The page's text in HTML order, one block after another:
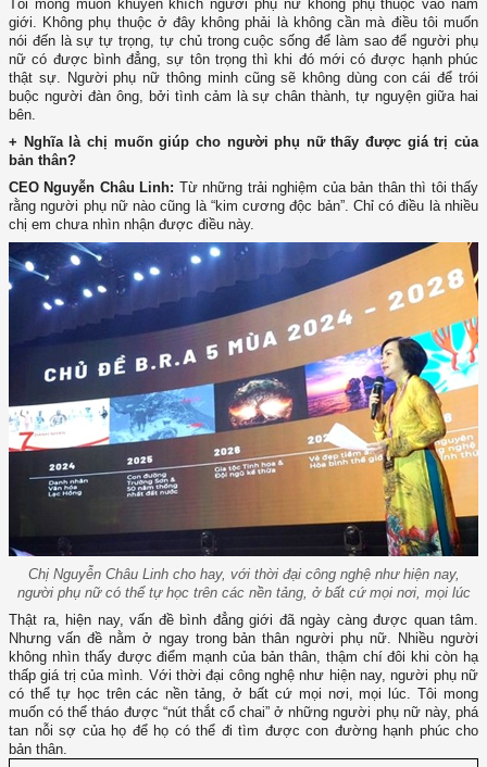
Tôi mong muốn khuyến khích người phụ nữ không phụ thuộc vào nam
giới. Không phụ thuộc ở đây không phải là không cần mà điều tôi muốn
nói đến là sự tự trọng, tự chủ trong cuộc sống để làm sao để người phụ
nữ có được bình đẳng, sự tôn trọng thì khi đó mới có được hạnh phúc
thật sự. Người phụ nữ thông minh cũng sẽ không dùng con cái để trói
buộc người đàn ông, bởi tình cảm là sự chân thành, tự nguyện giữa hai
bên.
+ Nghĩa là chị muốn giúp cho người phụ nữ thấy được giá trị của
bản thân?
CEO Nguyễn Châu Linh: Từ những trải nghiệm của bản thân thì tôi thấy
rằng người phụ nữ nào cũng là “kim cương độc bản”. Chỉ có điều là nhiều
chị em chưa nhìn nhận được điều này.
Chị Nguyễn Châu Linh cho hay, với thời đại công nghệ như hiện nay,
người phụ nữ có thể tự học trên các nền tảng, ở bất cứ mọi nơi, mọi lúc
Thật ra, hiện nay, vấn đề bình đẳng giới đã ngày càng được quan tâm.
Nhưng vấn đề nằm ở ngay trong bản thân người phụ nữ. Nhiều người
không nhìn thấy được điểm mạnh của bản thân, thậm chí đôi khi còn hạ
thấp giá trị của mình. Với thời đại công nghệ như hiện nay, người phụ nữ
có thể tự học trên các nền tảng, ở bất cứ mọi nơi, mọi lúc. Tôi mong
muốn có thể tháo được “nút thắt cổ chai” ở những người phụ nữ này, phá
tan nỗi sợ của họ để họ có thể đi tìm được con đường hạnh phúc cho
bản thân.